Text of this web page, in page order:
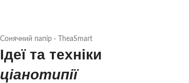
Сонячний папір · TheaSmart
Ідеї та техніки
ціанотипії